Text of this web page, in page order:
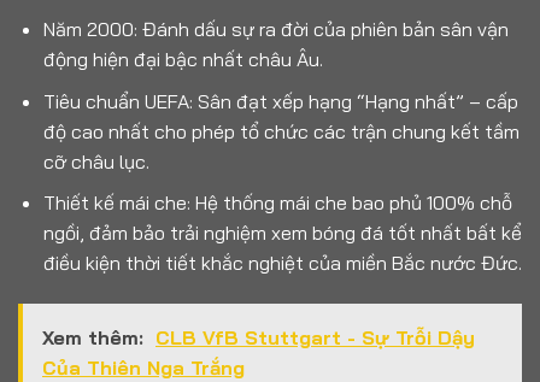
Năm 2000: Đánh dấu sự ra đời của phiên bản sân vận
động hiện đại bậc nhất châu Âu.
Tiêu chuẩn UEFA: Sân đạt xếp hạng “Hạng nhất” – cấp
độ cao nhất cho phép tổ chức các trận chung kết tầm
cỡ châu lục.
Thiết kế mái che: Hệ thống mái che bao phủ 100% chỗ
ngồi, đảm bảo trải nghiệm xem bóng đá tốt nhất bất kể
điều kiện thời tiết khắc nghiệt của miền Bắc nước Đức.
Xem thêm: CLB VfB Stuttgart - Sự Trỗi Dậy
Của Thiên Nga Trắng